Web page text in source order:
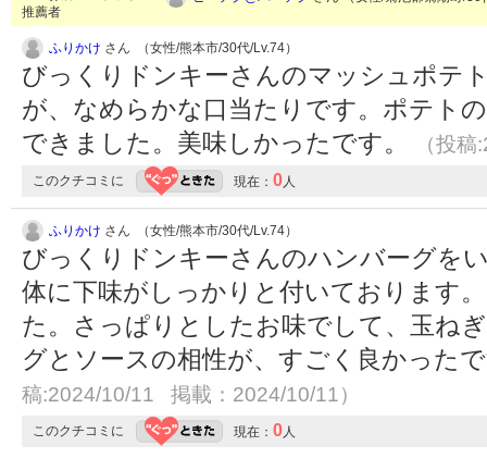
推薦者
ふりかけ さん （女性/熊本市/30代/Lv.74）
びっくりドンキーさんのマッシュポテ
が、なめらかな口当たりです。ポテト
できました。美味しかったです。
（投
このクチコミに 現在： 0人
ふりかけ さん （女性/熊本市/30代/Lv.74）
びっくりドンキーさんのハンバーグを
体に下味がしっかりと付いております
た。さっぱりとしたお味でして、玉ね
グとソースの相性が、すごく良かった
稿:2024/10/11 掲載：2024/10/11）
このクチコミに 現在： 0人